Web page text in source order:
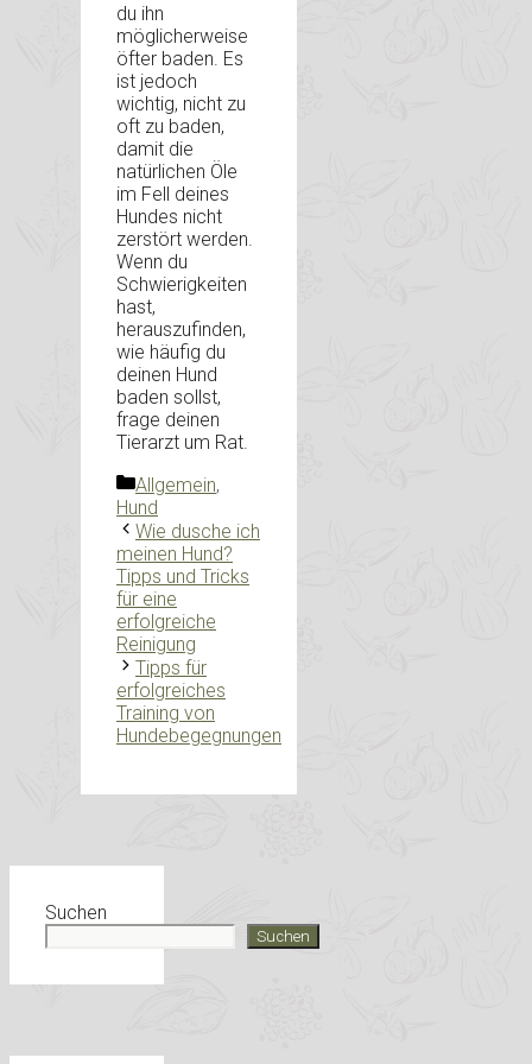
du ihn
möglicherweise
öfter baden. Es
ist jedoch
wichtig, nicht zu
oft zu baden,
damit die
natürlichen Öle
im Fell deines
Hundes nicht
zerstört werden.
Wenn du
Schwierigkeiten
hast,
herauszufinden,
wie häufig du
deinen Hund
baden sollst,
frage deinen
Tierarzt um Rat.
Kategorien
Allgemein,
Hund
Wie dusche ich
meinen Hund?
Tipps und Tricks
für eine
erfolgreiche
Reinigung
Tipps für
erfolgreiches
Training von
Hundebegegnungen
Suchen
Suchen